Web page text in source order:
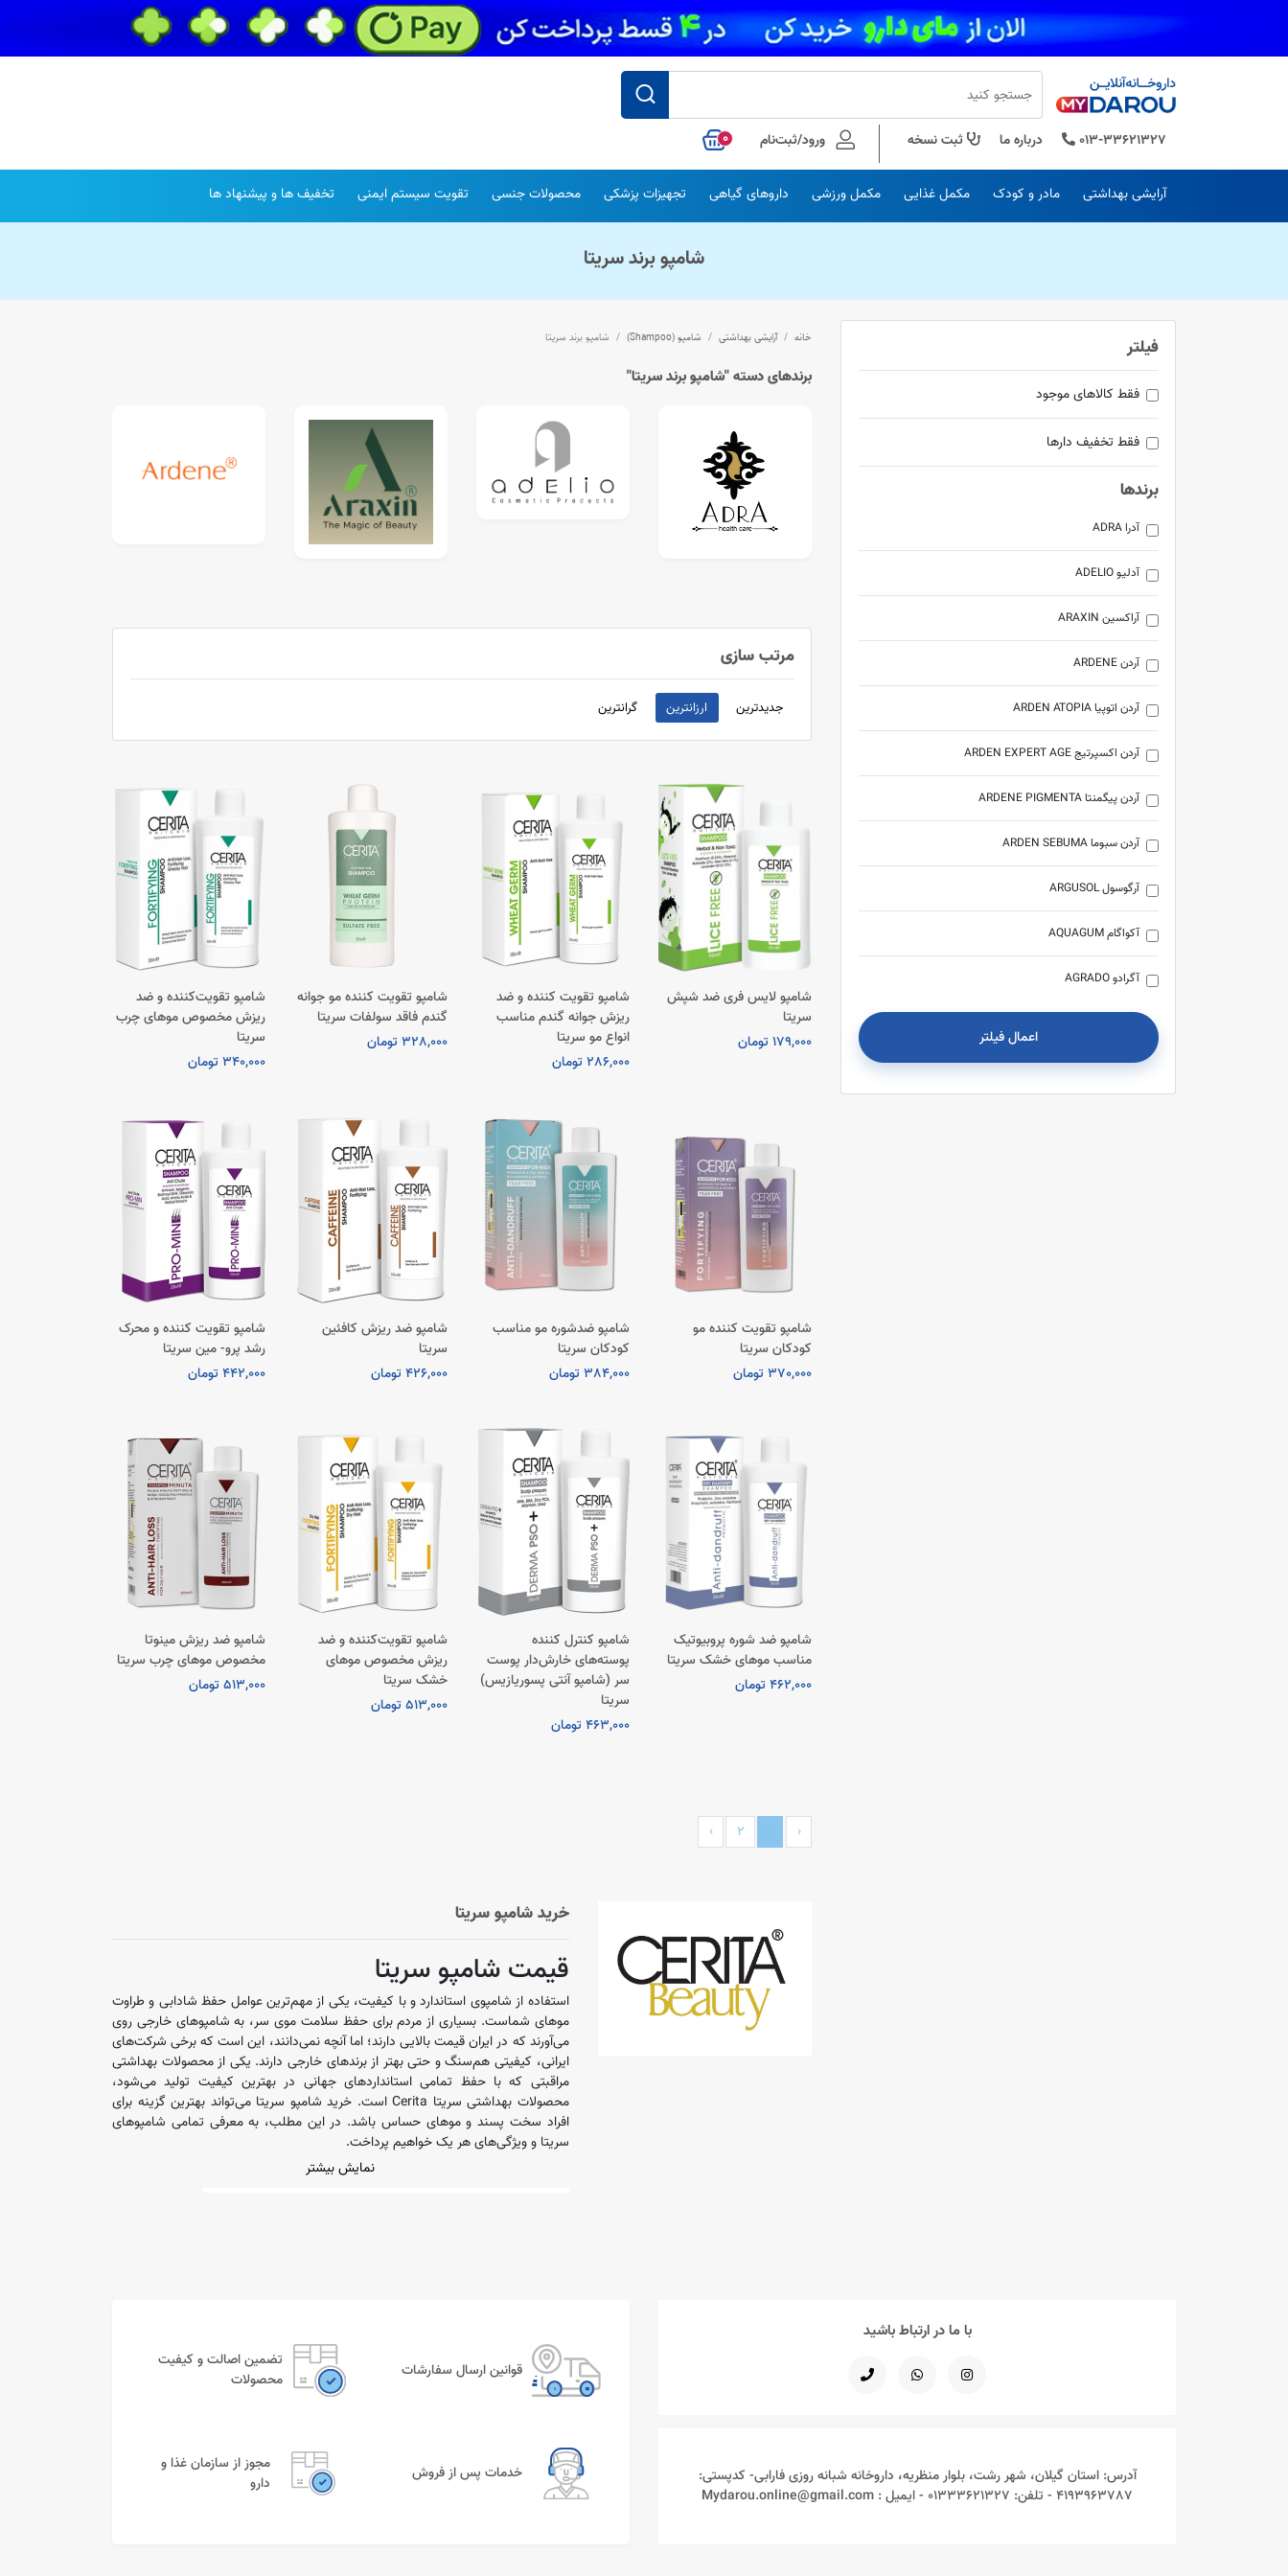
013-33621327 درباره ما ثبت نسخه ورود/ثبت‌نام 0
آرایشی بهداشتی مادر و کودک مکمل غذایی مکمل ورزشی داروهای گیاهی تجهیزات پزشکی محصولات جنسی تقویت سیستم ایمنی تخفیف ها و پیشنهاد ها
شامپو برند سریتا
فیلتر
فقط کالاهای موجود
فقط تخفیف دارها
برندها
آدرا ADRA
آدلیو ADELIO
آراکسین ARAXIN
آردن ARDENE
آردن اتوپیا ARDEN ATOPIA
آردن اکسپرتیج ARDEN EXPERT AGE
آردن پیگمنتا ARDENE PIGMENTA
آردن سبوما ARDEN SEBUMA
آرگوسول ARGUSOL
آکواگام AQUAGUM
آگرادو AGRADO
اعمال فیلتر
خانه آرایشی بهداشتی شامپو (Shampoo) شامپو برند سریتا
برندهای دسته "شامپو برند سریتا"
مرتب سازی
جدیدترین ارزانترین گرانترین
شامپو لایس فری ضد شپش
سریتا
179,000 تومان
شامپو تقویت کننده و ضد
ریزش جوانه گندم مناسب
انواع مو سریتا
286,000 تومان
شامپو تقویت کننده مو جوانه
گندم فاقد سولفات سریتا
328,000 تومان
شامپو تقویت‌کننده و ضد
ریزش مخصوص موهای چرب
سریتا
340,000 تومان
شامپو تقویت کننده مو
کودکان سریتا
370,000 تومان
شامپو ضدشوره مو مناسب
کودکان سریتا
384,000 تومان
شامپو ضد ریزش کافئین
سریتا
426,000 تومان
شامپو تقویت کننده و محرک
رشد پرو- مین سریتا
442,000 تومان
شامپو ضد شوره پروبیوتیک
مناسب موهای خشک سریتا
462,000 تومان
شامپو کنترل کننده
پوسته‌های خارش‌دار پوست
سر (شامپو آنتی پسوریازیس)
سریتا
463,000 تومان
شامپو تقویت‌کننده و ضد
ریزش مخصوص موهای
خشک سریتا
513,000 تومان
شامپو ضد ریزش مینوتا
مخصوص موهای چرب سریتا
513,000 تومان
‹
2
›
خرید شامپو سریتا
قیمت شامپو سریتا
استفاده از شامپوی استاندارد و با کیفیت، یکی از مهم‌ترین عوامل حفظ شادابی و طراوت
موهای شماست. بسیاری از مردم برای حفظ سلامت موی سر، به شامپوهای خارجی روی
می‌آورند که در ایران قیمت بالایی دارند؛ اما آنچه نمی‌دانند، این است که برخی شرکت‌های
ایرانی، کیفیتی هم‌سنگ و حتی بهتر از برندهای خارجی دارند. یکی از محصولات بهداشتی
مراقبتی که با حفظ تمامی استانداردهای جهانی در بهترین کیفیت تولید می‌شود،
محصولات بهداشتی سریتا Cerita است. خرید شامپو سریتا می‌تواند بهترین گزینه برای
افراد سخت پسند و موهای حساس باشد. در این مطلب، به معرفی تمامی شامپوهای
سریتا و ویژگی‌های هر یک خواهیم پرداخت.
شامپو سریتا
برند سریتا از سال 1383 توسط شرکت پارس آزما طب به بازار معرفی شد و از ابتدا نیز
نمایش بیشتر
با ما در ارتباط باشید
آدرس: استان گیلان، شهر رشت، بلوار منظریه، داروخانه شبانه روزی فارابی- کدپستی:
4193963787 - تلفن: 01333621327 - ایمیل : Mydarou.online@gmail.com
قوانین ارسال سفارشات
تضمین اصالت و کیفیت
محصولات
خدمات پس از فروش
مجوز از سازمان غذا و
دارو